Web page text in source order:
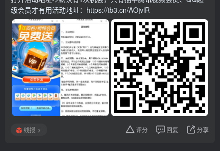
级会员才有用活动地址：https://tb3.cn/AOjvlR
线报 评分 回复 分享